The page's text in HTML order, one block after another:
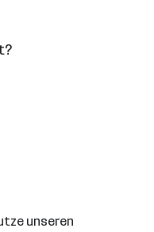
unseren